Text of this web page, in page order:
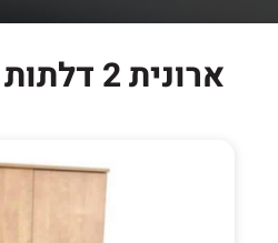
ארונית 2 דלתות 40*80*163